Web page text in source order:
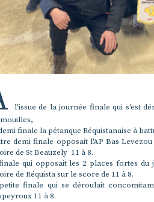
l'issue de la journée finale qui s'est
finale la pétanque Réquistanaise à
demi finale opposait l'AP Bas
de St Beauzely 11 à 8.
qui opposait les 2 places fortes
de Réquista sur le score de 11 à 8.
finale qui se déroulait
11 à 8.